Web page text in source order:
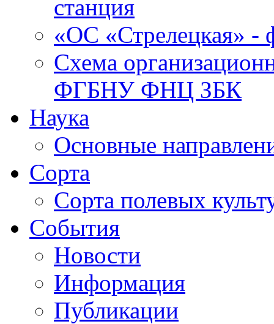
станция
«ОС «Стрелецкая»
Схема
ФГБНУ ФНЦ ЗБК
Наука
Основные
Сорта
Сорта полевых
События
Новости
Информация
Публикации